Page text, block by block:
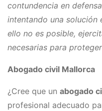
contundencia en
intentando una
ello no es posible,
necesarias para
Abogado civil Mallorca
¿Cree que un ​ abogado
profesional adecuado